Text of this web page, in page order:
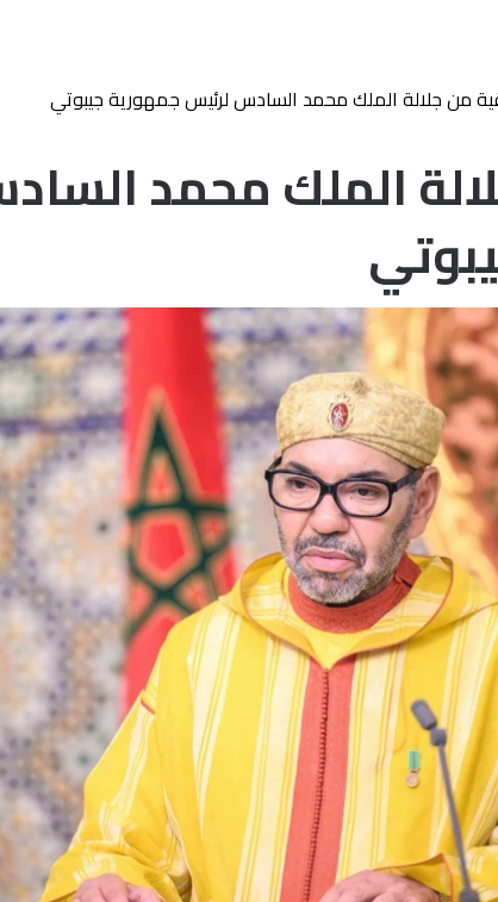
من جلالة الملك محمد السادس لرئيس جمهورية جيبوتي
الملك محمد